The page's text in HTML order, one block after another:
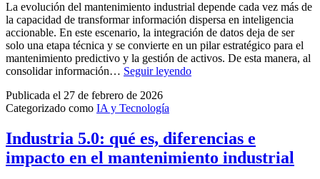
La evolución del mantenimiento industrial depende cada vez más de
la capacidad de transformar información dispersa en inteligencia
accionable. En este escenario, la integración de datos deja de ser
solo una etapa técnica y se convierte en un pilar estratégico para el
mantenimiento predictivo y la gestión de activos. De esta manera, al
consolidar información… Seguir leyendoIntegración
es
esencial
para
Publicada el 27 de febrero de 2026
Categorizado como IA y Tecnología
Industria 5.0: qué es, diferencias e
impacto en el mantenimiento industrial